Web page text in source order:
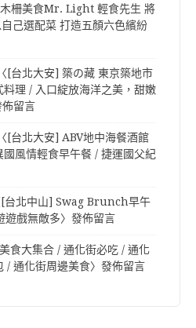
柵美食Mr. Light 輕食先生 將
己選配菜 打造五顏六色繽紛
[台北大安] 築の藏 東京築地市
理 / 入口綻放海洋之美，甜嫩
佈留言
[台北大安] ABV地中海餐酒館
風情輕食早午餐 / 捷運國父紀
[台北中山] Swag Brunch早午
遊戲無敵多〉發佈留言
食大集合 / 通化街必吃 / 通化
/ 通化街周邊美食〉發佈留言